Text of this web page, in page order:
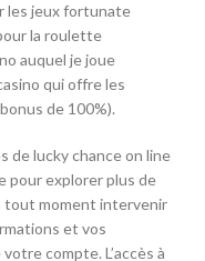
les jeux fortunate
la roulette
auquel je joue
qui offre les
de 100%).
de lucky chance on line
pour explorer plus de
tout moment intervenir
et vos
compte. L’accès à